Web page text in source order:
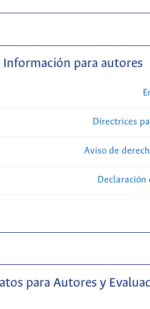
Información para autores
Directrices
Aviso de
para Autores y